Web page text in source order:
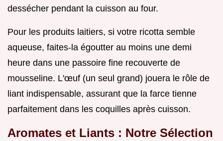
dessécher pendant la cuisson au four.
Pour les produits laitiers, si votre ricotta semble
aqueuse, faites-la égoutter au moins une demi
heure dans une passoire fine recouverte de
mousseline. L'œuf (un seul grand) jouera le rôle de
liant indispensable, assurant que la farce tienne
parfaitement dans les coquilles après cuisson.
Aromates et Liants : Notre Sélection